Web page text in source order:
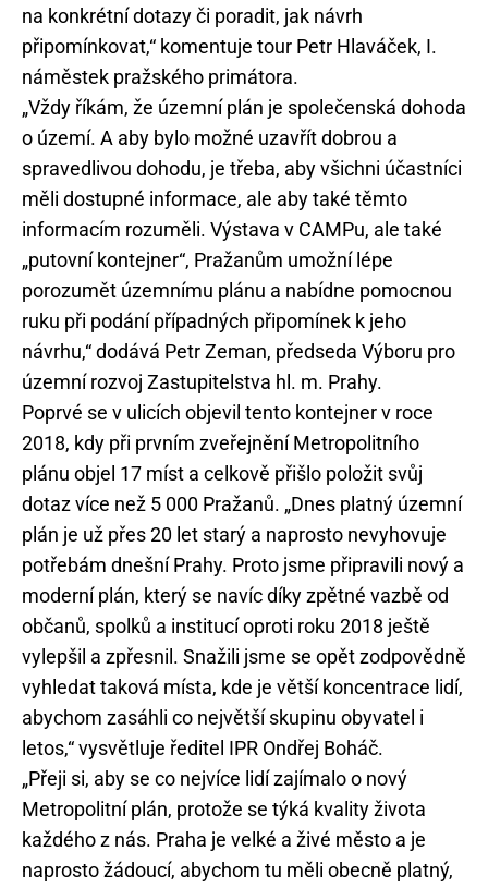
na konkrétní dotazy či poradit, jak návrh
připomínkovat,“ komentuje tour Petr Hlaváček, I.
náměstek pražského primátora.
„Vždy říkám, že územní plán je společenská dohoda
o území. A aby bylo možné uzavřít dobrou a
spravedlivou dohodu, je třeba, aby všichni účastníci
měli dostupné informace, ale aby také těmto
informacím rozuměli. Výstava v CAMPu, ale také
„putovní kontejner“, Pražanům umožní lépe
porozumět územnímu plánu a nabídne pomocnou
ruku při podání případných připomínek k jeho
návrhu,“ dodává Petr Zeman, předseda Výboru pro
územní rozvoj Zastupitelstva hl. m. Prahy.
Poprvé se v ulicích objevil tento kontejner v roce
2018, kdy při prvním zveřejnění Metropolitního
plánu objel 17 míst a celkově přišlo položit svůj
dotaz více než 5 000 Pražanů. „Dnes platný územní
plán je už přes 20 let starý a naprosto nevyhovuje
potřebám dnešní Prahy. Proto jsme připravili nový a
moderní plán, který se navíc díky zpětné vazbě od
občanů, spolků a institucí oproti roku 2018 ještě
vylepšil a zpřesnil. Snažili jsme se opět zodpovědně
vyhledat taková místa, kde je větší koncentrace lidí,
abychom zasáhli co největší skupinu obyvatel i
letos,“ vysvětluje ředitel IPR Ondřej Boháč.
„Přeji si, aby se co nejvíce lidí zajímalo o nový
Metropolitní plán, protože se týká kvality života
každého z nás. Praha je velké a živé město a je
naprosto žádoucí, abychom tu měli obecně platný,